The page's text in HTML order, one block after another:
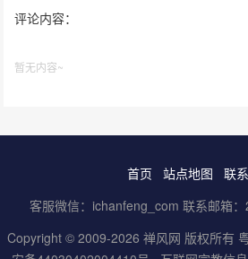
评论内容：
暂无内容~
首页 站点地图
联
客服微信：ichanfeng_com 联系邮箱
Copyright © 2009-2026 禅风网 版权所有